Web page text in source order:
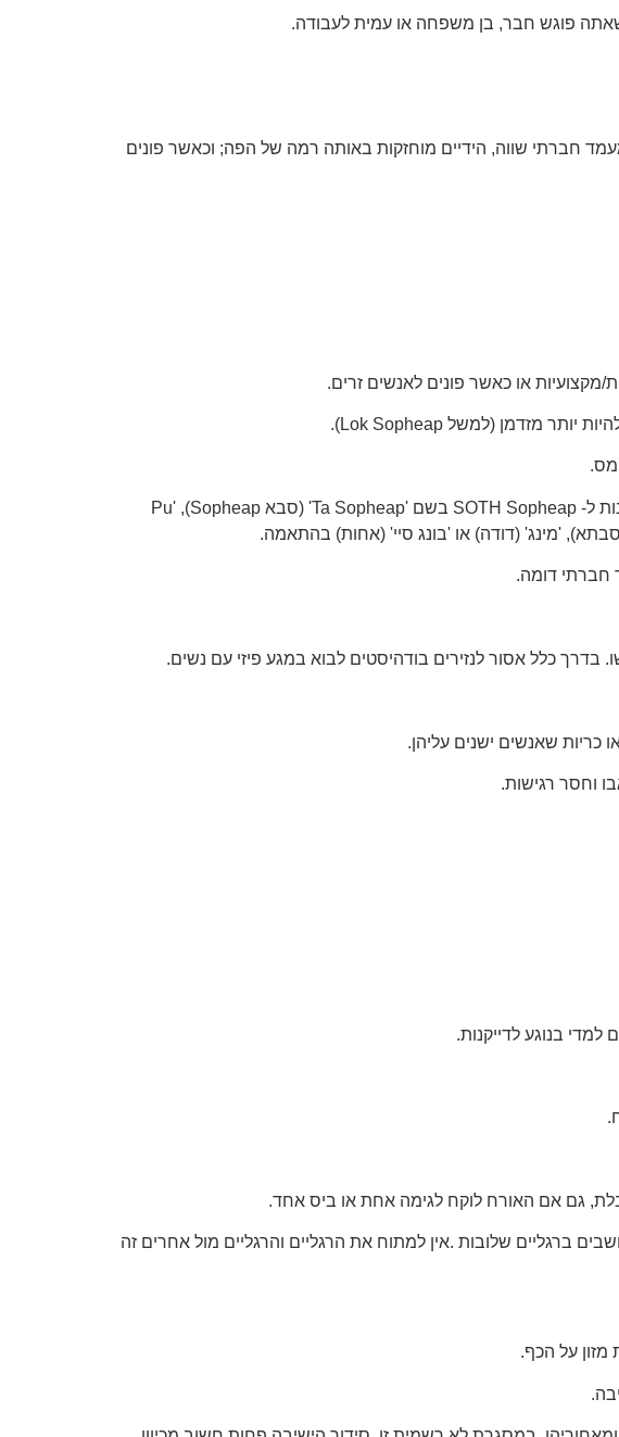
פוגש חבר, בן משפחה או עמית לעבודה.
חברתי שווה, הידיים מוחזקות באותה רמה של הפה; וכאשר פונים
או כאשר פונים לאנשים זרים.
הקמבודים פונים בדרך כלל לחברים ולמשפחה על פי מערכת יחסים או גיל, ואחריהם שמם. לדוגמה, מישהו יכול לפנות ל- SOTH Sopheap בשם 'Ta Sopheap' (סבא Sopheap), 'Pu
חברתי דומה.
כלל אסור לנזירים בודהיסטים לבוא במגע פיזי עם נשים.
כריות שאנשים ישנים עליהן.
וחסר רגישות.
בנוגע לדייקנות.
גם אם האורח לוקח לגימה אחת או ביס אחד.
ברגליים שלובות .אין למתוח את הרגליים והרגליים מול אחרים זה
מזון על הכף.